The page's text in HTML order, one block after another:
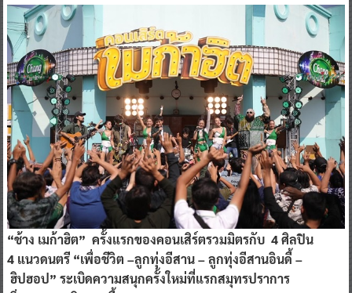
“ช้าง เมก้าฮิต” ครั้งแรกของคอนเสิร์ตรวมมิตรกับ 4 ศิลปิน
4 แนวดนตรี “เพื่อชีวิต –ลูกทุ่งอีสาน – ลูกทุ่งอีสานอินดี้ –
ฮิปฮอป” ระเบิดความสนุกครั้งใหม่ที่แรกสมุทรปราการ